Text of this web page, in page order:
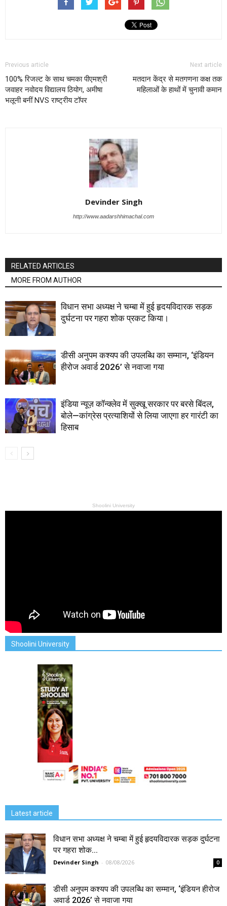
Previous article
100% रिजल्ट के साथ चमका पीएमश्री
जवाहर नवोदय विद्यालय ठियोग, अमीषा
भलूनी बनीं NVS राष्ट्रीय टॉपर
Next article
मतदान केंद्र से मतगणना कक्ष तक
महिलाओं के हाथों में चुनावी कमान
Devinder Singh
http://www.aadarshhimachal.com
RELATED ARTICLES
MORE FROM AUTHOR
विधान सभा अध्यक्ष ने चम्बा में हुई हृदयविदारक सड़क
दुर्घटना पर गहरा शोक प्रकट किया।
डीसी अनुपम कश्यप की उपलब्धि का सम्मान, ‘इंडियन
हीरोज अवार्ड 2026’ से नवाजा गया
इंडिया न्यूज़ कॉन्क्लेव में सुक्खू सरकार पर बरसे बिंदल,
बोले—कांग्रेस प्रत्याशियों से लिया जाएगा हर गारंटी का
हिसाब
Shoolini University
Shoolini University
Latest article
विधान सभा अध्यक्ष ने चम्बा में हुई हृदयविदारक सड़क दुर्घटना
पर गहरा शोक...
Devinder Singh - 08/08/2026 0
डीसी अनुपम कश्यप की उपलब्धि का सम्मान, ‘इंडियन हीरोज
अवार्ड 2026’ से नवाजा गया